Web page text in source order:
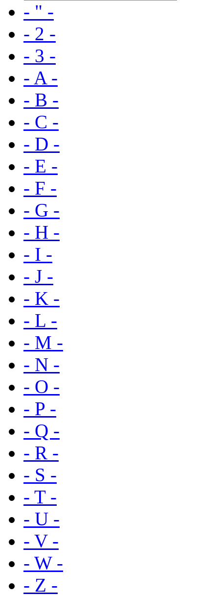
- " -
- 2 -
- 3 -
- A -
- B -
- C -
- D -
- E -
- F -
- G -
- H -
- I -
- J -
- K -
- L -
- M -
- N -
- O -
- P -
- Q -
- R -
- S -
- T -
- U -
- V -
- W -
- Z -